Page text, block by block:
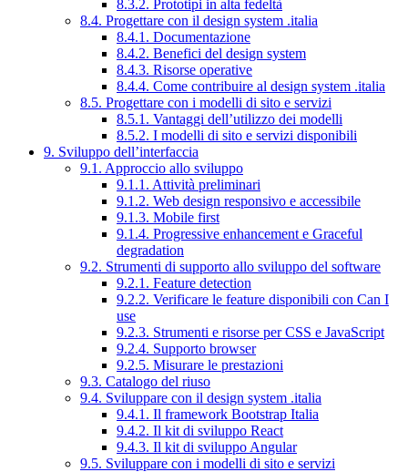
8.3.2. Prototipi in alta fedeltà
8.4. Progettare con il design system .italia
8.4.1. Documentazione
8.4.2. Benefici del design system
8.4.3. Risorse operative
8.4.4. Come contribuire al design system .italia
8.5. Progettare con i modelli di sito e servizi
8.5.1. Vantaggi dell’utilizzo dei modelli
8.5.2. I modelli di sito e servizi disponibili
9. Sviluppo dell’interfaccia
9.1. Approccio allo sviluppo
9.1.1. Attività preliminari
9.1.2. Web design responsivo e accessibile
9.1.3. Mobile first
9.1.4. Progressive enhancement e Graceful
degradation
9.2. Strumenti di supporto allo sviluppo del software
9.2.1. Feature detection
9.2.2. Verificare le feature disponibili con Can I
use
9.2.3. Strumenti e risorse per CSS e JavaScript
9.2.4. Supporto browser
9.2.5. Misurare le prestazioni
9.3. Catalogo del riuso
9.4. Sviluppare con il design system .italia
9.4.1. Il framework Bootstrap Italia
9.4.2. Il kit di sviluppo React
9.4.3. Il kit di sviluppo Angular
9.5. Sviluppare con i modelli di sito e servizi